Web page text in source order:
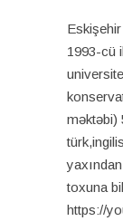
1993-cü
məktəbi)
toxuna
https://